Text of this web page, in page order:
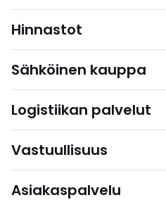
Hinnastot
Sähköinen kauppa
Logistiikan palvelut
Vastuullisuus
Asiakaspalvelu